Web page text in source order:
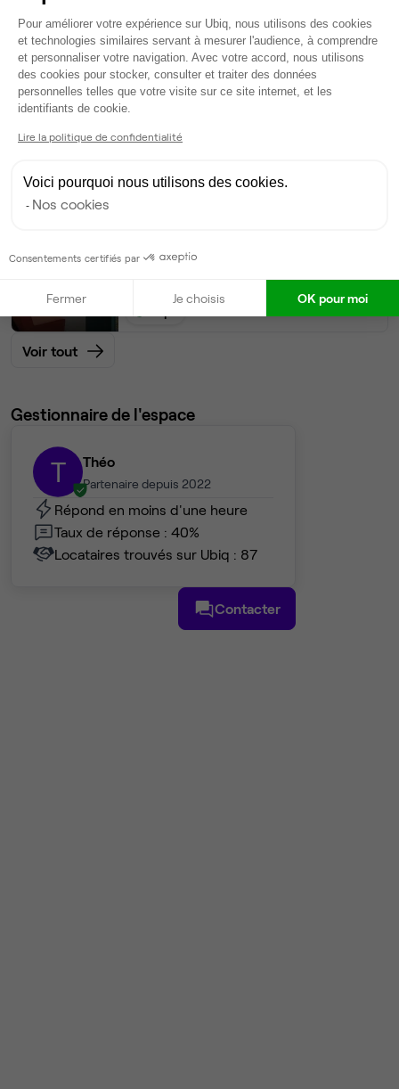
272 931 €
Dispo
Bureau privé• 10ème et plus
100postes • 500 m²
Dispo
50
postes • 250 m²
Voir tout
Gestionnaire de l'espace
T Théo
Partenaire depuis 2022
Répond en moins d'une heure
Taux de réponse : 40%
Locataires trouvés sur Ubiq : 87
Contacter
Plateforme de Gestion du
Pour améliorer votre expérience sur Ubiq, nous utilisons des cookies
et technologies similaires servant à mesurer l'audience, à comprendre
et personnaliser votre navigation. Avec votre accord, nous utilisons
des cookies pour stocker, consulter et traiter des données
personnelles telles que votre visite sur ce site internet, et les
identifiants de cookie.
Lire la politique de confidentialité
Voici pourquoi nous utilisons des cookies.
Nos cookies
Consentements certifiés par
Fermer Je choisis OK pour moi